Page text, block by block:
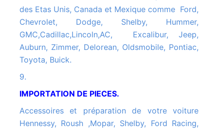
des Etas Unis, Canada et Mexique comme Ford,
Chevrolet, Dodge, Shelby, Hummer,
GMC,Cadillac,Lincoln,AC, Excalibur, Jeep,
Auburn, Zimmer, Delorean, Oldsmobile, Pontiac,
Toyota, Buick.
9.
IMPORTATION DE PIECES.
Accessoires et préparation de votre voiture
Hennessy, Roush ,Mopar, Shelby, Ford Racing,